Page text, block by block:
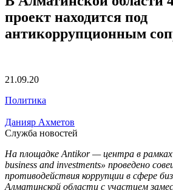
проект находится под
антикоррупционным
21.09.20
Политика
Данияр Ахметов
Служба новостей
На площадке Antikor — центра в
business and investments» проведено
противодействия коррупции в сфере
Алматинской области с участием